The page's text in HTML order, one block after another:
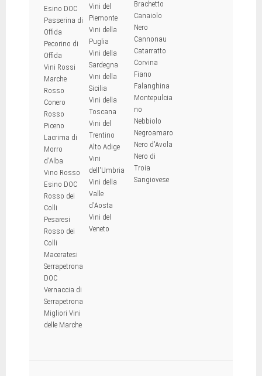
Esino DOC
Passerina di
Offida
Pecorino di
Offida
Vini Rossi
Marche
Rosso
Conero
Rosso
Piceno
Lacrima di
Morro
d'Alba
Vino Rosso
Esino DOC
Rosso dei
Colli
Pesaresi
Rosso dei
Colli
Maceratesi
Serrapetrona
DOC
Vernaccia di
Serrapetrona
Migliori Vini
delle Marche
Vini del
Piemonte
Vini della
Puglia
Vini della
Sardegna
Vini della
Sicilia
Vini della
Toscana
Vini del
Trentino
Alto Adige
Vini
dell'Umbria
Vini della
Valle
d'Aosta
Vini del
Veneto
Brachetto
Canaiolo
Nero
Cannonau
Catarratto
Corvina
Fiano
Falanghina
Montepulcia
no
Nebbiolo
Negroamaro
Nero d'Avola
Nero di
Troia
Sangiovese